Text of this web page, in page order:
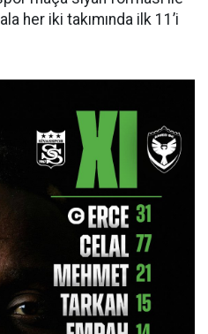
her iki takımında ilk 11’i